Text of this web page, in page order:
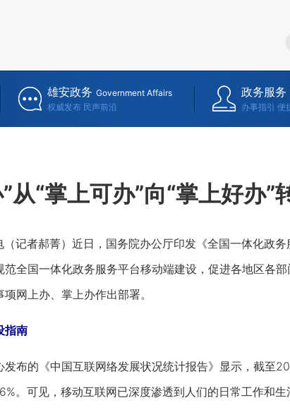
雄安政务 Government Affairs
权威发布 民声前沿
政务服务
办事指引 便
从“掌上可办”向“掌上好办
记者郝菁）近日，国务院办公厅印发《全国一体化政务
全国一体化政务服务平台移动端建设，促进各地区各
网上办、掌上办作出部署。
指南
的《中国互联网络发展状况统计报告》显示，截至
。可见，移动互联网已深度渗透到人们的日常工作和生